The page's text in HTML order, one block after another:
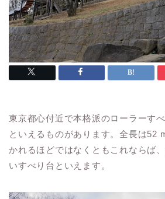
東京都心付近で本格派のローラーす
といえるものがあります。全長は52
かれるほどではなくともこれならば
いすべり台といえます。